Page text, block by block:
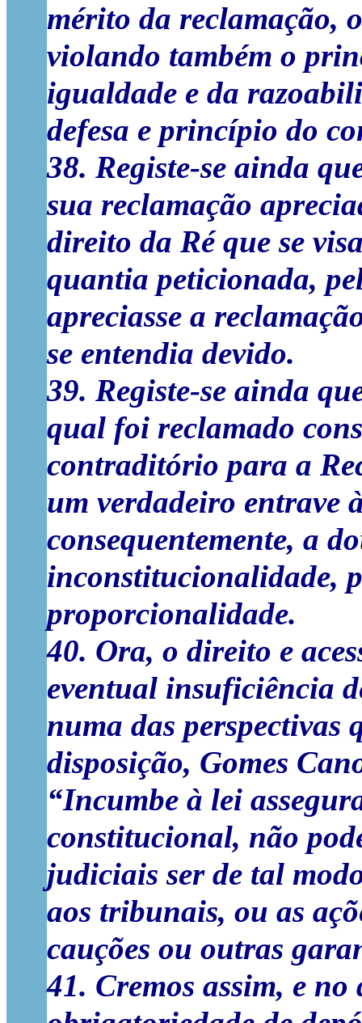
mérito da reclamação,
violando também o
igualdade e da
defesa e princípio do
38. Registe-se ainda
sua reclamação
direito da Ré que se
quantia peticionada,
apreciasse a
se entendia devido.
39. Registe-se ainda
qual foi reclamado
contraditório para a
um verdadeiro entrave
consequentemente, a
inconstitucionalidade,
proporcionalidade.
40. Ora, o direito e
eventual insuficiência
numa das perspectivas
disposição, Gomes
“Incumbe à lei
constitucional, não
judiciais ser de tal
aos tribunais, ou as
cauções ou outras
41. Cremos assim, e